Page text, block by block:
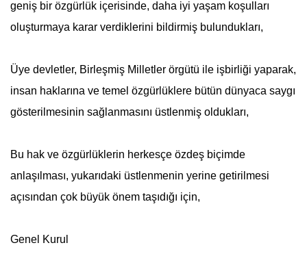
geniş bir özgürlük içerisinde, daha iyi yaşam koşulları
oluşturmaya karar verdiklerini bildirmiş bulundukları,
Üye devletler, Birleşmiş Milletlerörgütü ile işbirliği yaparak,
insan haklarına ve temel özgürlüklere bütün dünyaca saygı
gösterilmesinin sağlanmasını üstlenmiş oldukları,
Bu hak ve özgürlüklerin herkesçe özdeş biçimde
anlaşılması, yukarıdaki üstlenmenin yerine getirilmesi
açısından çok büyük önem taşıdığı için,
Genel Kurul